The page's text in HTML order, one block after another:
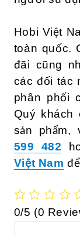
Hobi Việt
toàn quốc.
đãi cũng
các đối tác
phân phối
Quý khách
sản phẩm,
599 482
Việt Nam
0/5 (0